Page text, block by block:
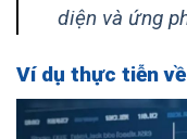
diện và ứng
Ví dụ thực tiễn